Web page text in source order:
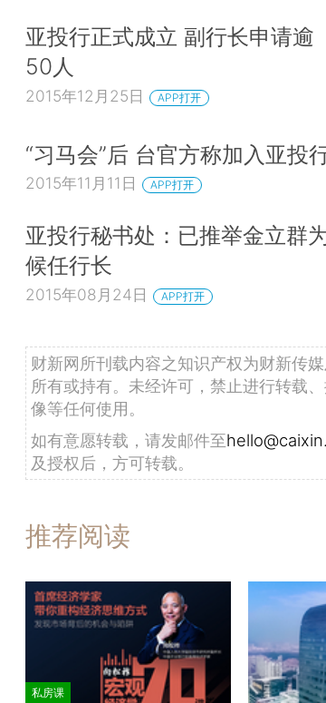
亚投行正式成立 副行长申请逾
50人
2015年12月25日 APP打开
“习马会”后 台官方称加入亚投
2015年11月11日 APP打开
亚投行秘书处：已推举金立群
候任行长
2015年08月24日 APP打开
财新网所刊载内容之知识产权为财新传
所有或持有。未经许可，禁止进行转载
像等任何使用。
如有意愿转载，请发邮件至
及授权后，方可转载。
推荐阅读
私房课